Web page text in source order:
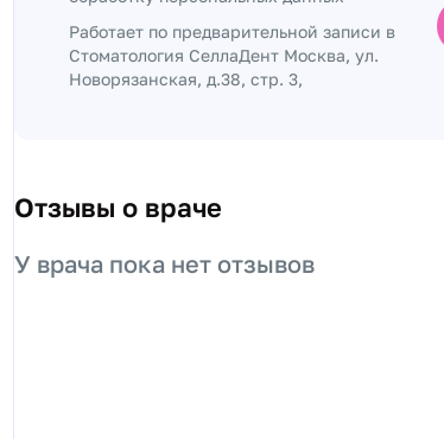
Работает по предварительной записи в
Стоматология СеллаДент Москва, ул.
Новорязанская, д.38, стр. 3,
Отзывы о враче
У врача пока нет отзывов